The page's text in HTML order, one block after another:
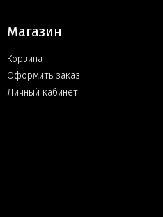
Магазин
Корзина
Оформить заказ
Личный кабинет